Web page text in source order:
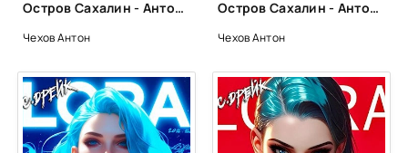
Остров Сахалин - Антон Чехов
Чехов Антон
Остров Сахалин - Антон Чехов
Чехов Антон